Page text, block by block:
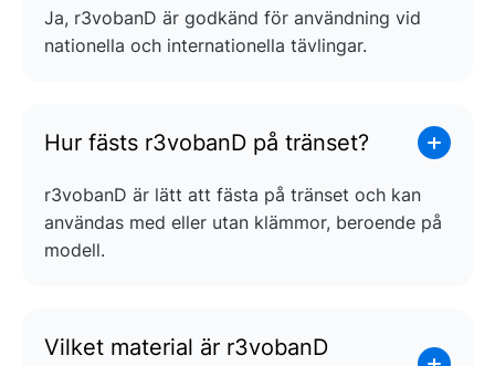
Ja, r3vobanD är godkänd för användning vid
nationella och internationella tävlingar.
Hur fästs r3vobanD på tränset?
r3vobanD är lätt att fästa på tränset och kan
användas med eller utan klämmor, beroende på
modell.
Vilket material är r3vobanD